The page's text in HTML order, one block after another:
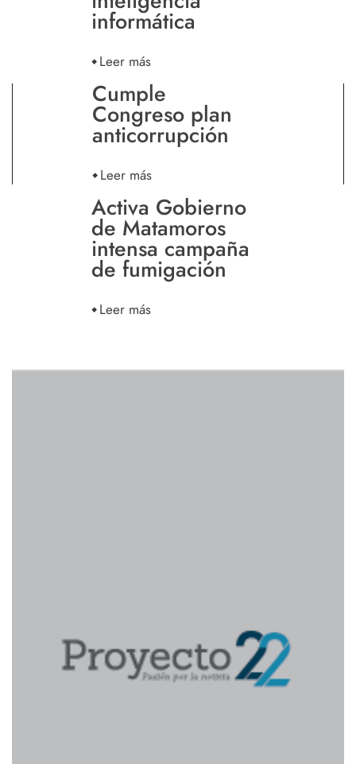
informática
Leer más
Cumple
Congreso plan
anticorrupción
Leer más
Activa Gobierno
de Matamoros
intensa campaña
de fumigación
Leer más